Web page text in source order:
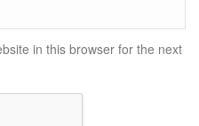
in this browser for the next